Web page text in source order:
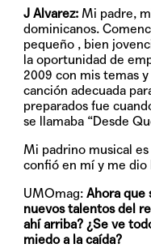
J Alvarez: Mi padre,
dominicanos.
pequeño , bien
la oportunidad de
2009 con mis temas
canción adecuada
preparados fue
se llamaba “Desde
Mi padrino musical
confió en mí y me
UMOmag:Ahora que
nuevos talentos del
ahí arriba? ¿Se ve
miedo a la caída?